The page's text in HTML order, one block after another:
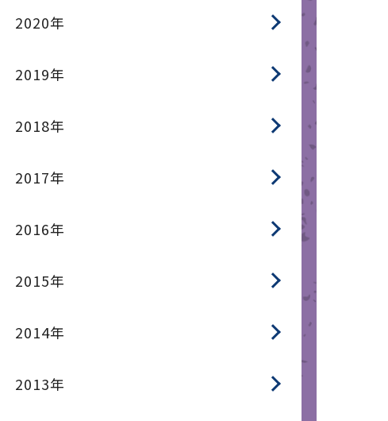
2020年
2019年
2018年
2017年
2016年
2015年
2014年
2013年